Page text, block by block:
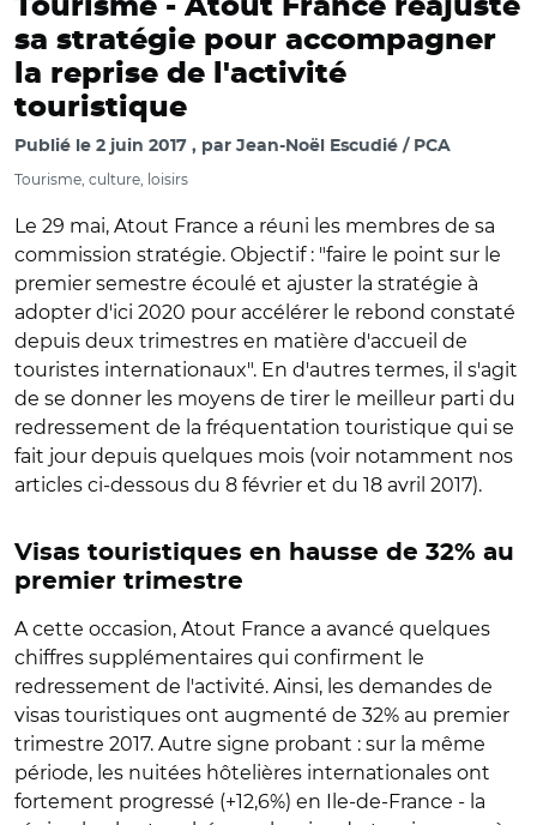
Tourisme -Atout France réajuste
sa stratégie pour accompagner
la reprise de l'activité
touristique
Publié le 2 juin 2017 par Jean-Noël Escudié / PCA
Tourisme, culture, loisirs
Le 29 mai, Atout France a réuni les membres de sa
commission stratégie. Objectif : "faire le point sur le
premier semestre écoulé et ajuster la stratégie à
adopter d'ici 2020 pour accélérer le rebond constaté
depuis deux trimestres en matière d'accueil de
touristes internationaux". En d'autres termes, il s'agit
de se donner les moyens de tirer le meilleur parti du
redressement de la fréquentation touristique qui se
fait jour depuis quelques mois (voir notamment nos
articles ci-dessous du 8 février et du 18 avril 2017).
Visas touristiques en hausse de 32% au
premier trimestre
A cette occasion, Atout France a avancé quelques
chiffres supplémentaires qui confirment le
redressement de l'activité. Ainsi, les demandes de
visas touristiques ont augmenté de 32% au premier
trimestre 2017. Autre signe probant : sur la même
période, les nuitées hôtelières internationales ont
fortement progressé (+12,6%) en Ile-de-France - la